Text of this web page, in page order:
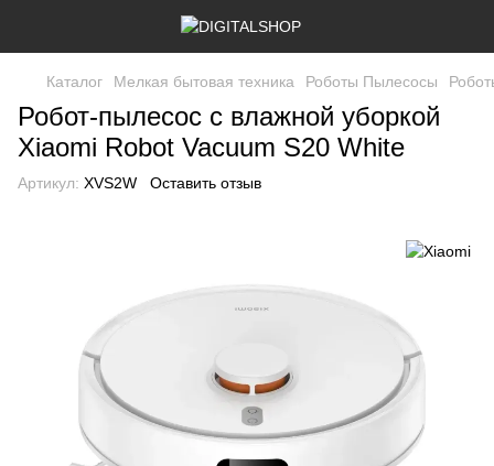
Каталог Мелкая бытовая техника Роботы Пылесосы
Робот-пылесос с влажной уборкой
Xiaomi Robot Vacuum S20 White
Артикул: XVS2W Оставить отзыв